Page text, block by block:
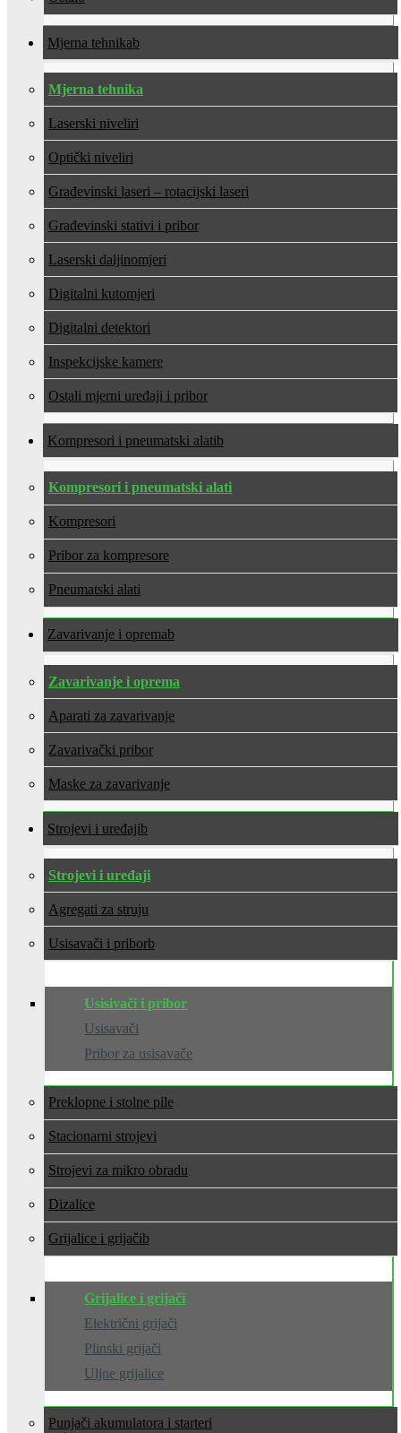
Mjerna tehnika
Mjerna tehnika
Laserski niveliri
Optički niveliri
Građevinski laseri – rotacijski laseri
Građevinski stativi i pribor
Laserski daljinomjeri
Digitalni kutomjeri
Digitalni detektori
Inspekcijske kamere
Ostali mjerni uređaji i pribor
Kompresori i pneumatski alati
Kompresori i pneumatski alati
Kompresori
Pribor za kompresore
Pneumatski alati
Zavarivanje i oprema
Zavarivanje i oprema
Aparati za zavarivanje
Zavarivački pribor
Maske za zavarivanje
Strojevi i uređaji
Strojevi i uređaji
Agregati za struju
Usisavači i pribor
Usisivači i pribor
Usisavači
Pribor za usisavače
Preklopne i stolne pile
Stacionarni strojevi
Strojevi za mikro obradu
Dizalice
Grijalice i grijači
Grijalice i grijači
Električni grijači
Plinski grijači
Uljne grijalice
Punjači akumulatora i starteri